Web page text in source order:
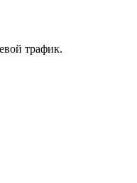
трафик.